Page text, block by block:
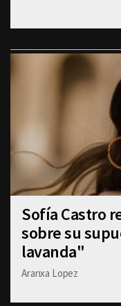
Sofía Castro
sobre su
lavanda"
Aranxa Lopez